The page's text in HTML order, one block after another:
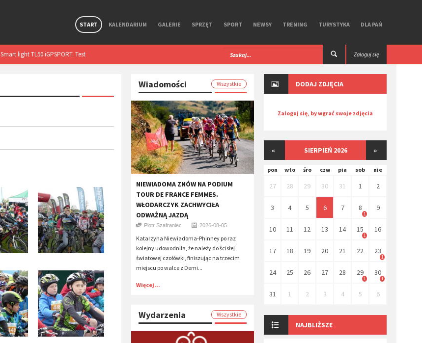
START KALENDARIUM GALERIE SPRZĘT SPORT NEWSY TRENING TURYSTYKA DLA PAŃ
Premierowy, symbiotyczny zestaw R Aero i Aerolite od
Ekoi.
Wolfpack Gravel Super Speed. Test
​Unbound Gravel 2026. Miłość i
Kansas.
Zaloguj się
Wiadomości Wszystkie
​NIEWIADOMA ZNÓW NA PODIUM
TOUR DE FRANCE FEMMES.
WŁODARCZYK ZACHWYCIŁA
ODWAŻNĄ JAZDĄ
Piotr Szafraniec 2026-08-05
Katarzyna Niewiadoma-Phinney po raz
kolejny udowodniła, że należy do ścisłej
światowej czołówki, finiszując na trzecim
miejscu po walce z Demi...
Więcej...
Wydarzenia Wszystkie
DODAJ ZDJĘCIA
Zaloguj się, by wgrać swoje zdjęcia
« SIERPIEŃ 2026 »
pon wto śro czw pia sob nie
27 28 29 30 31 1 2
3 4 5 6 7 8
1
9
10 11 12 13 14 15
1
16
17 18 19 20 21 22 23
1
24 25 26 27 28 29
1
30
1
31 1 2 3 4 5 6
NAJBLIŻSZE